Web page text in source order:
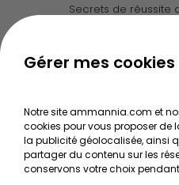
Secrets de réussite
Le journal
Recherche de
Conditions
Gérer mes cookies
Notre site ammannia.com et
cookies pour vous proposer de
la publicité géolocalisée, ainsi
partager du contenu sur les
conservons votre choix